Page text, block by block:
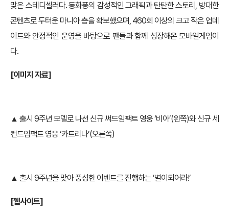
맞은 스테디셀러다. 동화풍의 감성적인 그래픽과 탄탄한 스토리, 방대한
콘텐츠로 두터운 마니아 층을 확보했으며, 460회 이상의 크고 작은 업데
이트와 안정적인 운영을 바탕으로 팬들과 함께 성장해온 모바일게임이
다.
[이미지 자료]
▲ 출시 9주년 모델로 나선 신규 써드임팩트 영웅 ‘비아’(왼쪽)와 신규 세
컨드임팩트 영웅 ‘카트리나’(오른쪽)
▲ 출시 9주년을 맞아 풍성한 이벤트를 진행하는 ’별이되어라!’
[웹사이트]